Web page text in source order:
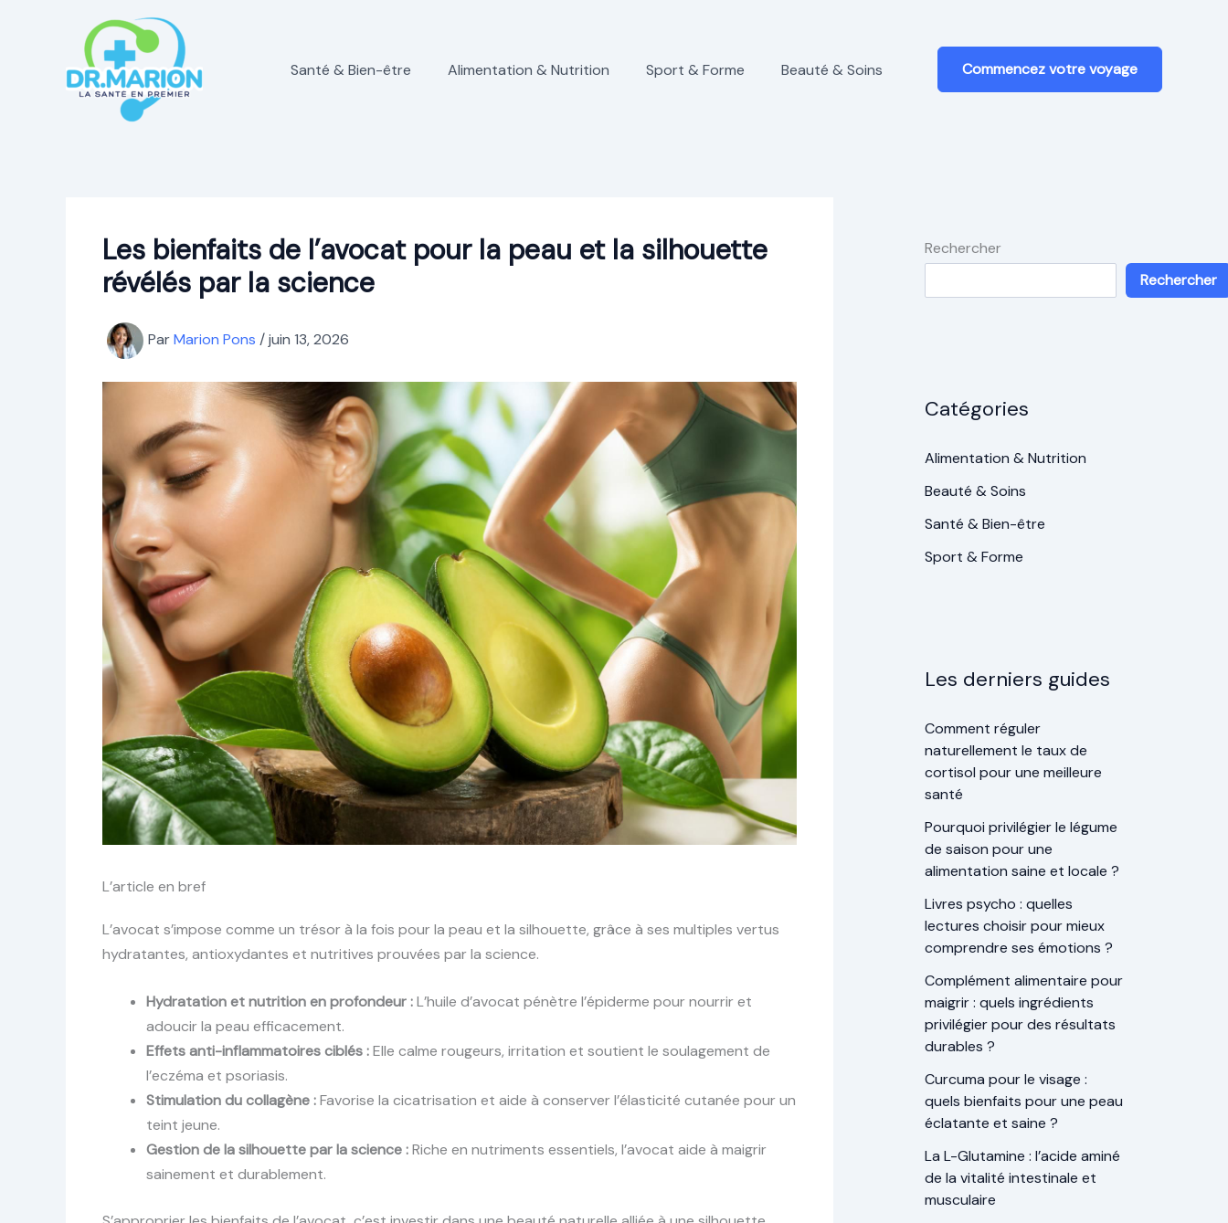
Santé & Bien-être Alimentation & Nutrition Sport & Forme Beauté & Soins Commencez votre voyage
Les bienfaits de l’avocat pour la peau et la silhouette
révélés par la science
ParMarion Pons /juin 13, 2026
L’article en bref
L’avocat s’impose comme un trésor à la fois pour la peau et la silhouette, grâce à ses multiples vertus
hydratantes, antioxydantes et nutritives prouvées par la science.
Hydratation et nutrition en profondeur :L’huile d’avocat pénètre l’épiderme pour nourrir et
adoucir la peau efficacement.
Effets anti-inflammatoires ciblés :Elle calme rougeurs, irritation et soutient le soulagement de
l’eczéma et psoriasis.
Stimulation du collagène :Favorise la cicatrisation et aide à conserver l’élasticité cutanée pour un
teint jeune.
Gestion de la silhouette par la science :Riche en nutriments essentiels, l’avocat aide à maigrir
sainement et durablement.
Rechercher
Rechercher
Catégories
Alimentation & Nutrition
Beauté & Soins
Santé & Bien-être
Sport & Forme
Les derniers guides
Comment réguler
naturellement le taux de
cortisol pour une meilleure
santé
Pourquoi privilégier le légume
de saison pour une
alimentation saine et locale ?
Livres psycho : quelles
lectures choisir pour mieux
comprendre ses émotions ?
Complément alimentaire pour
maigrir : quels ingrédients
privilégier pour des résultats
durables ?
Curcuma pour le visage :
quels bienfaits pour une peau
éclatante et saine ?
La L-Glutamine : l’acide aminé
de la vitalité intestinale et
musculaire